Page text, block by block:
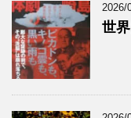
2026/
世